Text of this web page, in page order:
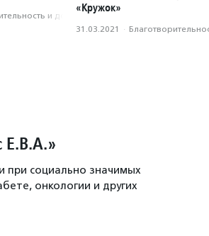
и доброволь­чест­во
«Кружок»
31.03.2021 ·
Е.В.А.»
при социально значимых
онкологии и других